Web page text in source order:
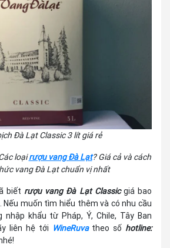
Đà Lạt Classic 3 lít giá rẻ
loạirượu vang Đà Lạt? Giá cả và cách
vang Đà Lạt chuẩn vị nhất
biết rượu vang Đà Lạt Classicgiá bao
Nếu muốn tìm hiểu thêm và có nhu cầu
nhập khẩu từ Pháp, Ý, Chile, Tây Ban
liên hệ tới WineRuvatheo số hotline: